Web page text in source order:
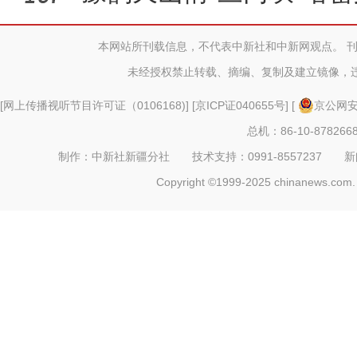
在十本网站所刊载信息，不代表中新社和中新网观点。
未经授权禁止转载、摘编、复制及建立镜像，
[网上传播视听节目许可证（0106168)] [京ICP证040655号] [
京公网
总机：86-10-
制作：中新社新疆分社 技术支持：0991-8557237
Copyright ©1999-2025